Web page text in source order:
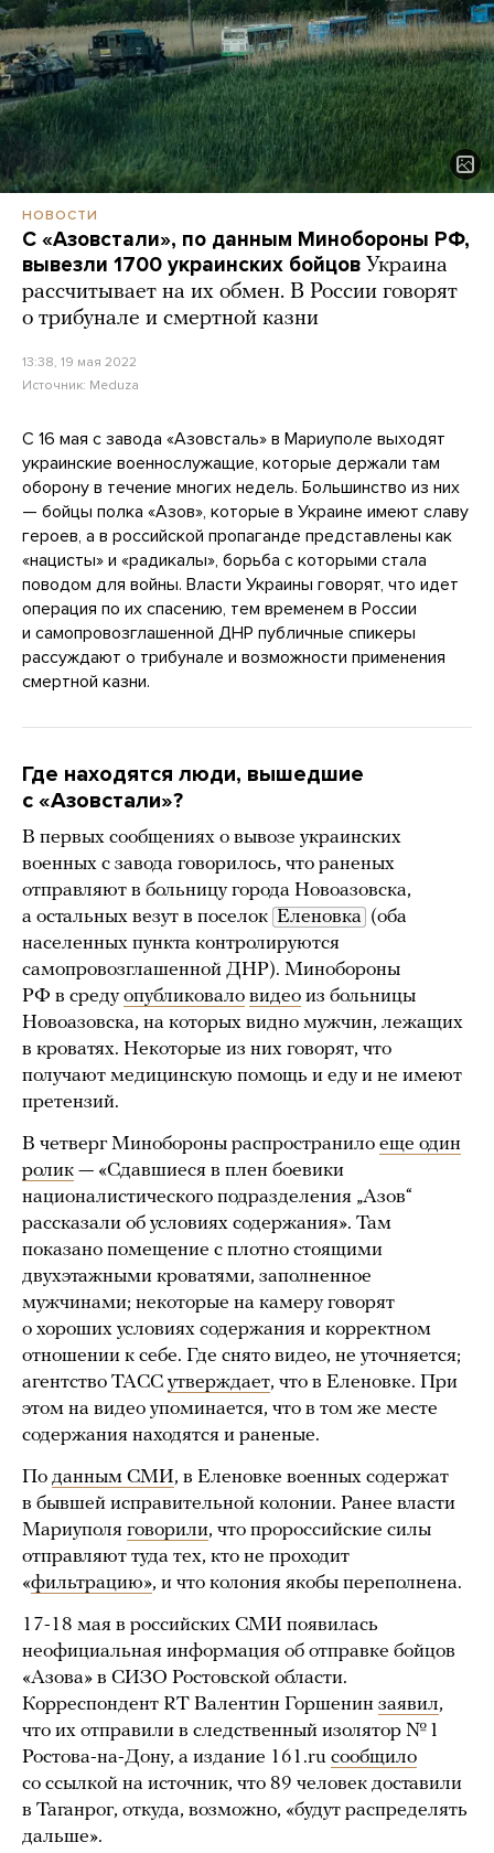
НОВОСТИ
С «Азовстали», по данным Минобороны РФ,
вывезли 1700 украинских бойцов Украина
рассчитывает на их обмен. В России говорят
о трибунале и смертной казни
13:38, 19 мая 2022
Источник: Meduza
С 16 мая с завода «Азовсталь» в Мариуполе выходят
украинские военнослужащие, которые держали там
оборону в течение многих недель. Большинство из них
— бойцы полка «Азов», которые в Украине имеют славу
героев, а в российской пропаганде представлены как
«нацисты» и «радикалы», борьба с которыми стала
поводом для войны. Власти Украины говорят, что идет
операция по их спасению, тем временем в России
и самопровозглашенной ДНР публичные спикеры
рассуждают о трибунале и возможности применения
смертной казни.
Где находятся люди, вышедшие
с «Азовстали»?
В первых сообщениях о вывозе украинских
военных с завода говорилось, что раненых
отправляют в больницу города Новоазовска,
а остальных везут в поселок Еленовка (оба
населенных пункта контролируются
самопровозглашенной ДНР). Минобороны
РФ в средуопубликовало видео из больницы
Новоазовска, на которых видно мужчин, лежащих
в кроватях. Некоторые из них говорят, что
получают медицинскую помощь и еду и не имеют
претензий.
В четверг Минобороны распространило еще один
ролик — «Сдавшиеся в плен боевики
националистического подразделения „Азов“
рассказали об условиях содержания». Там
показано помещение с плотно стоящими
двухэтажными кроватями, заполненное
мужчинами; некоторые на камеру говорят
о хороших условиях содержания и корректном
отношении к себе. Где снято видео, не уточняется;
агентство ТАСС утверждает, что в Еленовке. При
этом на видео упоминается, что в том же месте
содержания находятся и раненые.
По данным СМИ, в Еленовке военных содержат
в бывшей исправительной колонии. Ранее власти
Мариуполя говорили, что пророссийские силы
отправляют туда тех, кто не проходит
«фильтрацию», и что колония якобы переполнена.
17-18 мая в российских СМИ появилась
неофициальная информация об отправке бойцов
«Азова» в СИЗО Ростовской области.
Корреспондент RT Валентин Горшенин заявил,
что их отправили в следственный изолятор № 1
Ростова-на-Дону, а издание 161.ru сообщило
со ссылкой на источник, что 89 человек доставили
в Таганрог, откуда, возможно, «будут распределять
дальше».